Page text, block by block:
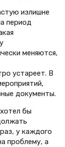
излишне
период
меняются,
устареет. В
документы.
бы
у каждого
проблему, а